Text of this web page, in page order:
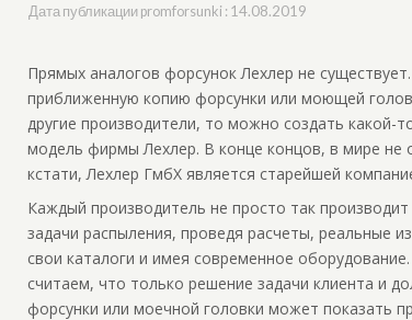
Дата публикации promforsunki : 14.08.2019
Прямых аналогов форсунок Лехлер не
приближенную копию форсунки или моющей
другие производители, то можно создать
модель фирмы Лехлер. В конце концов, в мире не
кстати, Лехлер ГмбХ является старейшей
Каждый производитель не просто так
задачи распыления, проведя расчеты, реальные
свои каталоги и имея современное
считаем, что только решение задачи клиента и
форсунки или моечной головки может показать